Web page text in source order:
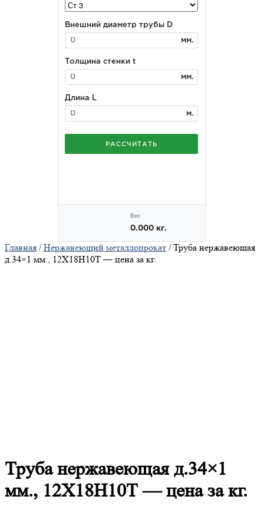
Главная /Нержавеющий металлопрокат / Труба нержавеющая
д.34×1 мм., 12Х18Н10Т — цена за кг.
Трубанержавеющая д.34×1
мм., 12Х18Н10Т — цена за кг.